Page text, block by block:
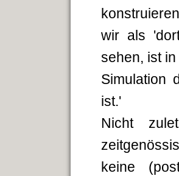
wir als
sehen, ist
Simulation
ist.'
Nicht
keine